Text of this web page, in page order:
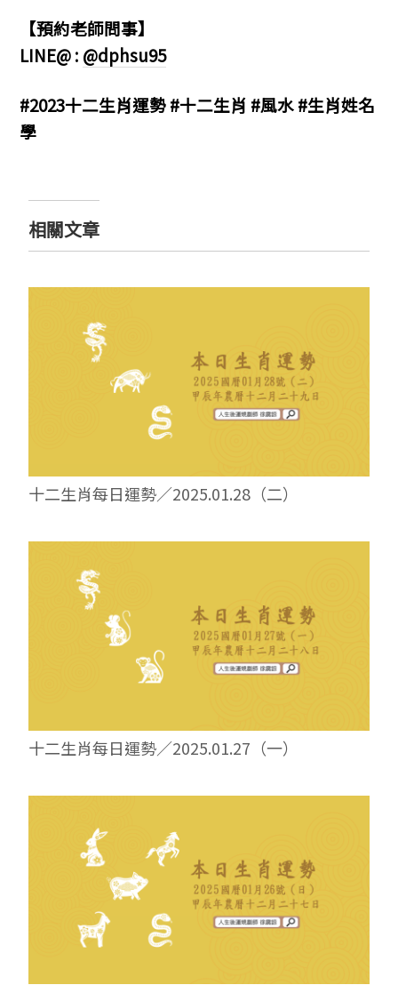
【預約老師問事】
LINE@ : @dphsu95
#2023十二生肖運勢 #十二生肖 #風水 #生肖姓名
學
相關文章
十二生肖每日運勢／2025.01.28（二）
十二生肖每日運勢／2025.01.27（一）